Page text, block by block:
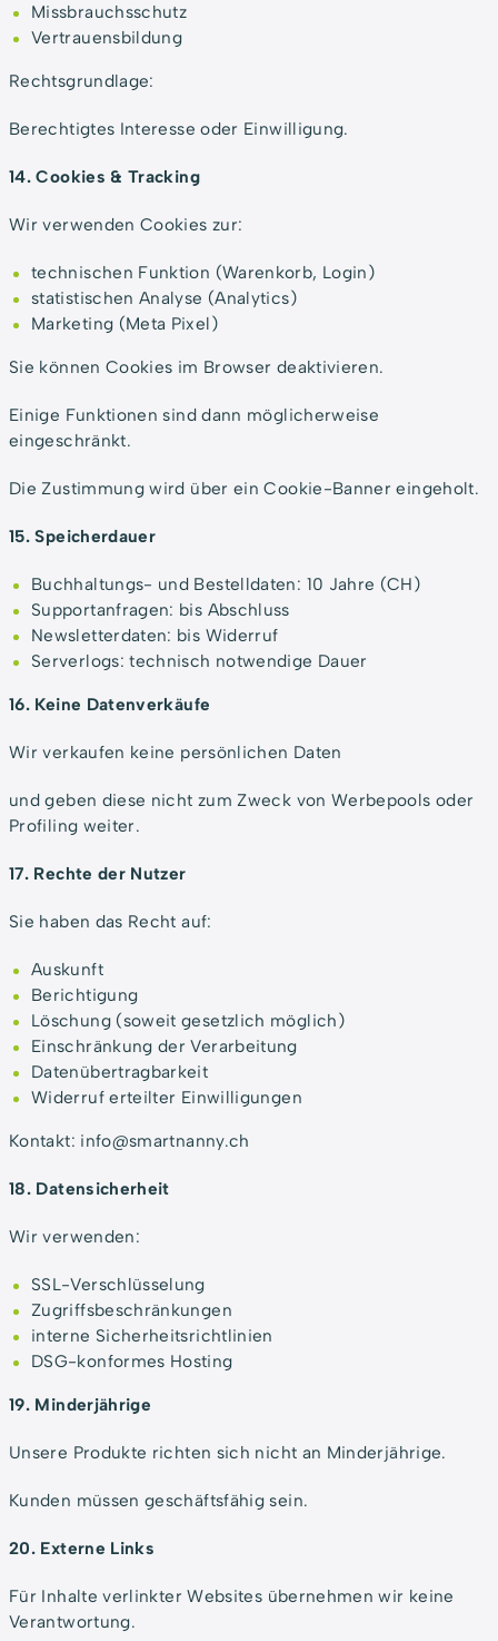
Missbrauchsschutz
Vertrauensbildung
Rechtsgrundlage:
Berechtigtes Interesse oder Einwilligung.
14. Cookies & Tracking
Wir verwenden Cookies zur:
technischen Funktion (Warenkorb, Login)
statistischen Analyse (Analytics)
Marketing (Meta Pixel)
Sie können Cookies im Browser deaktivieren.
Einige Funktionen sind dann möglicherweise
eingeschränkt.
Die Zustimmung wird über ein Cookie-Banner eingeholt.
15. Speicherdauer
Buchhaltungs- und Bestelldaten: 10 Jahre (CH)
Supportanfragen: bis Abschluss
Newsletterdaten: bis Widerruf
Serverlogs: technisch notwendige Dauer
16. Keine Datenverkäufe
Wir verkaufen keine persönlichen Daten
und geben diese nicht zum Zweck von Werbepools oder
Profiling weiter.
17. Rechte der Nutzer
Sie haben das Recht auf:
Auskunft
Berichtigung
Löschung (soweit gesetzlich möglich)
Einschränkung der Verarbeitung
Datenübertragbarkeit
Widerruf erteilter Einwilligungen
Kontakt: info@smartnanny.ch
18. Datensicherheit
Wir verwenden:
SSL-Verschlüsselung
Zugriffsbeschränkungen
interne Sicherheitsrichtlinien
DSG-konformes Hosting
19. Minderjährige
Unsere Produkte richten sich nicht an Minderjährige.
Kunden müssen geschäftsfähig sein.
20. Externe Links
Für Inhalte verlinkter Websites übernehmen wir keine
Verantwortung.